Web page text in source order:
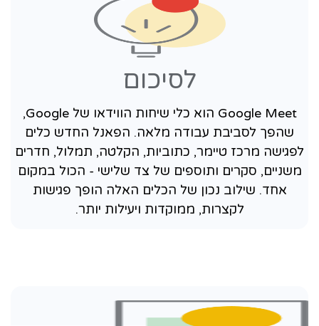
לסיכום
Google Meet הוא כלי שיחות הווידאו של Google,
שהפך לסביבת עבודה מלאה. הפאנל החדש כלים
לפגישה מרכז טיימר, כתוביות, הקלטה, תמלול, חדרים
משניים, סקרים ותוספים של צד שלישי - הכול במקום
אחד. שילוב נכון של הכלים האלה הופך פגישות
לקצרות, ממוקדות ויעילות יותר.